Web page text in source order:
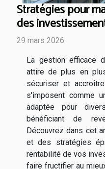
Stratégies pour
des
29 mars 2026
La gestion efficace
attire de plus en
sécuriser et
s'imposent comme
adaptée pour
bénéficiant de
Découvrez dans cet
et des stratégies
rentabilité de vos
faire fructifier au